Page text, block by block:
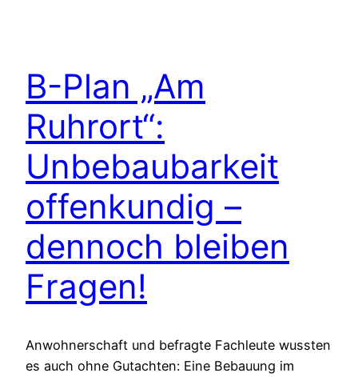
B-Plan „Am
Ruhrort“:
Unbebaubarkeit
offenkundig –
dennoch bleiben
Fragen!
Anwohnerschaft und befragte Fachleute wussten
es auch ohne Gutachten: Eine Bebauung im